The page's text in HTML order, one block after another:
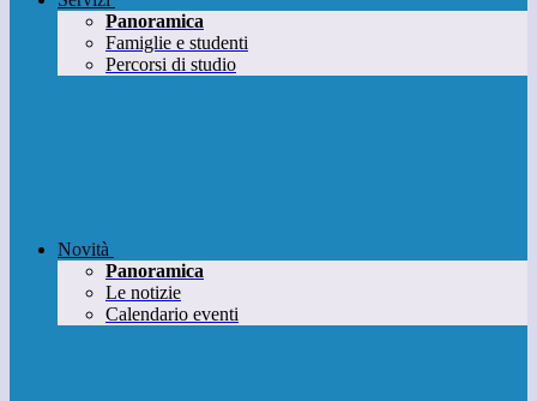
Panoramica
Famiglie e studenti
Percorsi di studio
Novità
Panoramica
Le notizie
Calendario eventi